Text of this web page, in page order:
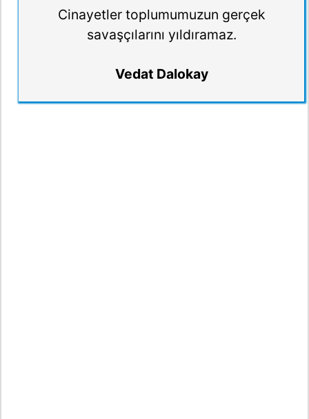
Cinayetler toplumumuzun gerçek
savaşçılarını yıldıramaz.
Vedat Dalokay